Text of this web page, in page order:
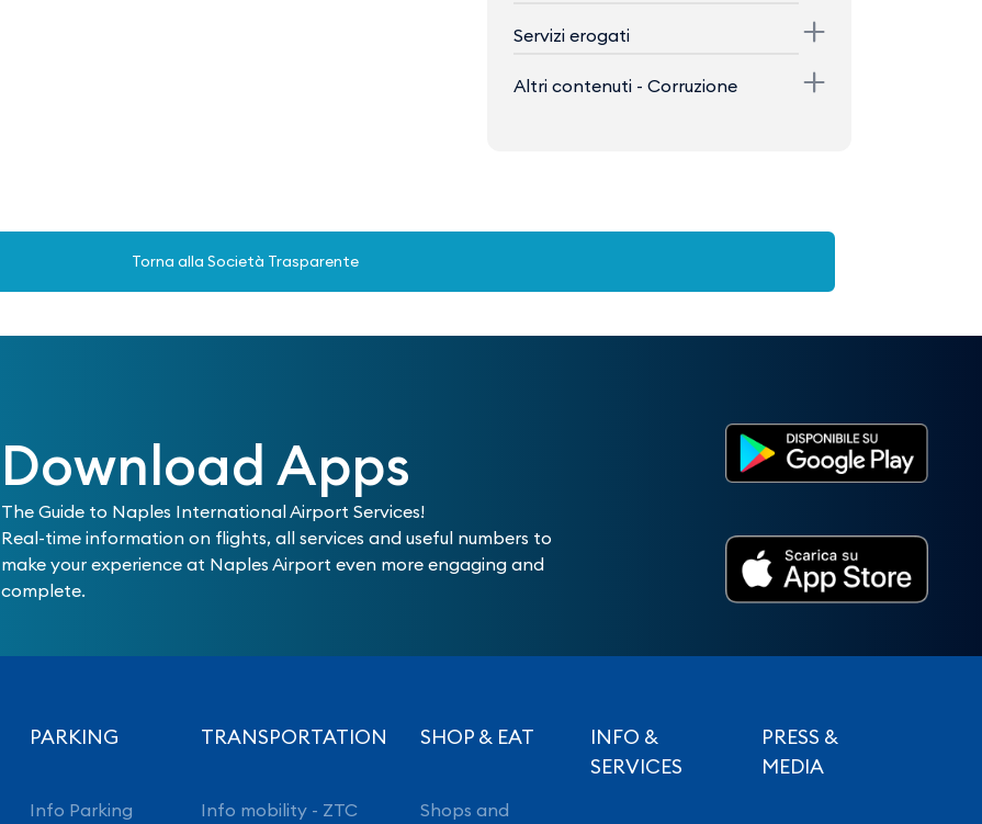
Servizi erogati
Altri contenuti - Corruzione
Torna alla Società Trasparente
Download Apps
The Guide to Naples International Airport Services!
Real-time information on flights, all services and useful numbers to
make your experience at Naples Airport even more engaging and
complete.
PARKING
Info Parking
TRANSPORTATION
Info mobility - ZTC
SHOP & EAT
Shops and
INFO &
SERVICES
PRESS &
MEDIA